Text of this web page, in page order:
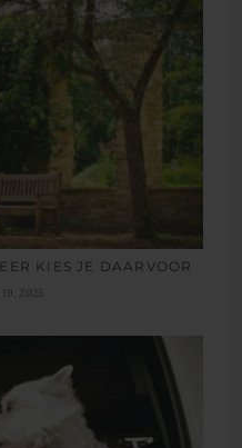
KIES JE DAARVOOR
2025